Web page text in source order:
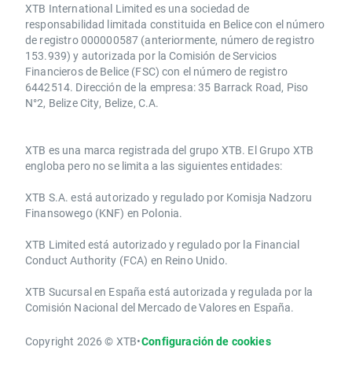
XTB International Limited es una sociedad de
responsabilidad limitada constituida en Belice con el número
de registro 000000587 (anteriormente, número de registro
153.939) y autorizada por la Comisión de Servicios
Financieros de Belice (FSC) con el número de registro
6442514. Dirección de la empresa: 35 Barrack Road, Piso
N°2, Belize City, Belize, C.A.
​​XTB es una marca registrada del grupo XTB. El Grupo XTB
engloba pero no se limita a las siguientes entidades:
XTB S.A.​ está autorizado y regulado por Komisja Nadzoru
Finansowego (KNF) ​en Polonia.
XTB Limited ​está autorizado y regulado por la ​Financial
Conduct Authority ​(FCA) en ​​Reino Unido.
XTB Sucursal en España está autorizada y regulada por la
Comisión Nacional del Mercado de Valores en España.
Copyright 2026 © XTB•Configuración de cookies